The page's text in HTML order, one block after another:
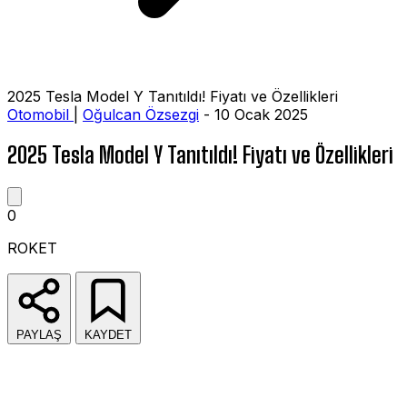
2025 Tesla Model Y Tanıtıldı! Fiyatı ve Özellikleri
Otomobil
Oğulcan Özsezgi - 10 Ocak 2025
2025 Tesla Model Y Tanıtıldı! Fiyatı ve Özellikleri
0
ROKET
PAYLAŞ KAYDET